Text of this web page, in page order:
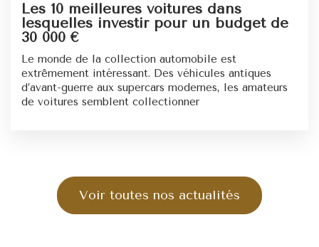
Les 10 meilleures voitures dans
lesquelles investir pour un budget de
30 000 €
Le monde de la collection automobile est
extrêmement intéressant. Des véhicules antiques
d’avant-guerre aux supercars modernes, les amateurs
de voitures semblent collectionner
Voir toutes nos actualités